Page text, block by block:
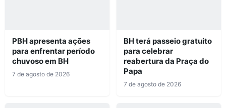
PBH apresenta ações
para enfrentar período
chuvoso em BH
7 de agosto de 2026
BH terá passeio gratuito
para celebrar
reabertura da Praça do
Papa
7 de agosto de 2026